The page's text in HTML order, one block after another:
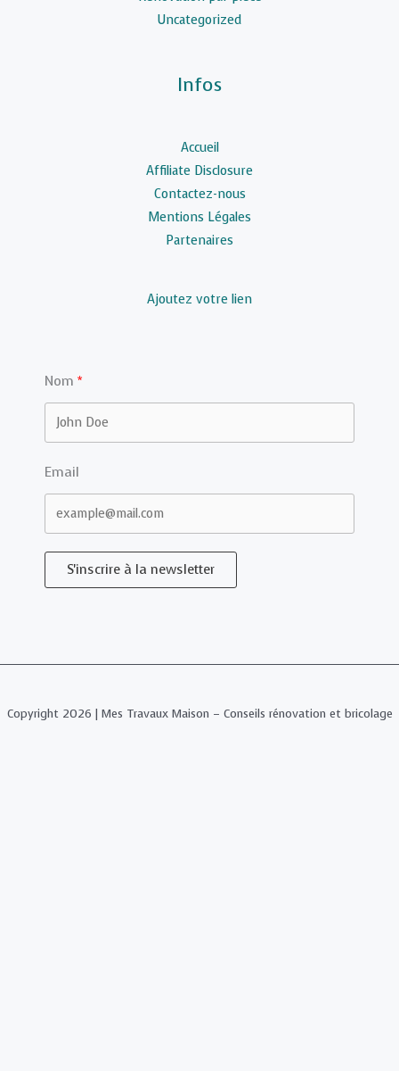
Uncategorized
Infos
Accueil
Affiliate Disclosure
Contactez-nous
Mentions Légales
Partenaires
Ajoutez votre lien
Nom
Email
S'inscrire à la newsletter
Copyright 2026 | Mes Travaux Maison – Conseils rénovation et bricolage